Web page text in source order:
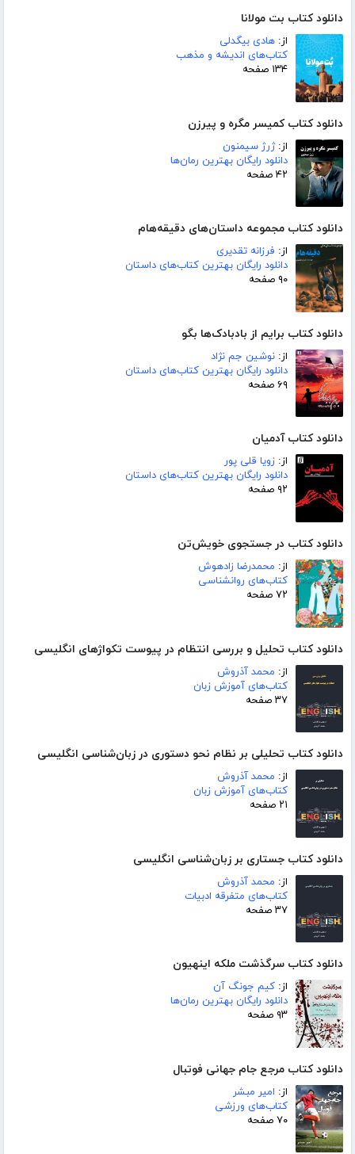
دانلود کتاب بت مولانا
از: هادی بیگدلی
کتاب‌های اندیشه و مذهب
۱۳۴ صفحه
دانلود کتاب کمیسر مگره و پیرزن
از:ژرژ سیمنون
دانلود رایگان بهترین رمان‌ها
۴۲ صفحه
دانلود کتاب مجموعه داستان‌های دقیقه‌هام
از: فرزانه تقدیری
دانلود رایگان بهترین کتاب‌های داستان
۹۰ صفحه
دانلود کتاب برایم از بادبادک‌ها بگو
از: نوشین جم نژاد
دانلود رایگان بهترین کتاب‌های داستان
۶۹ صفحه
دانلود کتاب آدمیان
از: زویا قلی پور
دانلود رایگان بهترین کتاب‌های داستان
۹۲ صفحه
دانلود کتاب در جستجوی خویش‌تن
از: محمدرضا زادهوش
کتاب‌های روانشناسی
۷۲ صفحه
دانلود کتاب تحلیل و بررسی انتظام در پیوست تکواژهای انگلیسی
از: محمد آذروش
کتاب‌های آموزش زبان
۳۷ صفحه
دانلود کتاب تحلیلی بر نظام نحو دستوری در زبان‌شناسی انگلیسی
از: محمد آذروش
کتاب‌های آموزش زبان
۲۱ صفحه
دانلود کتاب جستاری بر زبان‌شناسی انگلیسی
از: محمد آذروش
کتاب‌های متفرقه ادبیات
۳۷ صفحه
دانلود کتاب سرگذشت ملکه اینهیون
از: کیم جونگ آن
دانلود رایگان بهترین رمان‌ها
۹۳ صفحه
دانلود کتاب مرجع جام جهانی فوتبال
از: امیر مبشر
کتاب‌های ورزشی
۷۰ صفحه